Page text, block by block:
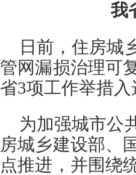
我
日前，住房城
管网漏损治理可
省3项工作举措
为加强城市公
房城乡建设部、
点推进，并围绕